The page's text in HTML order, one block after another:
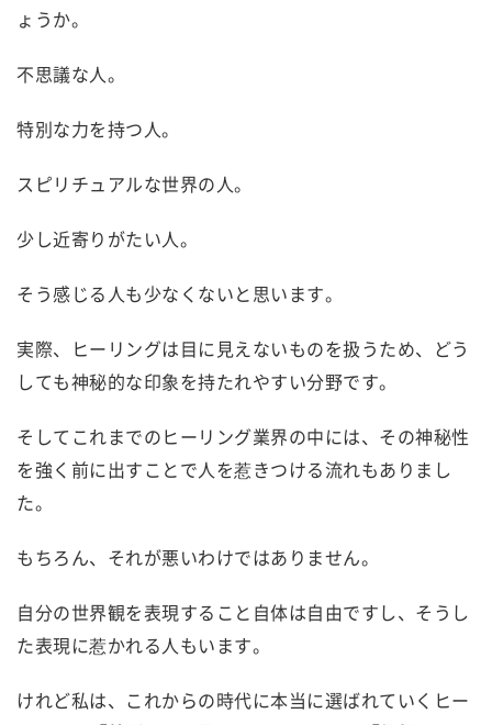
ょうか。
不思議な人。
特別な力を持つ人。
スピリチュアルな世界の人。
少し近寄りがたい人。
そう感じる人も少なくないと思います。
実際、ヒーリングは目に見えないものを扱うため、どう
しても神秘的な印象を持たれやすい分野です。
そしてこれまでのヒーリング業界の中には、その神秘性
を強く前に出すことで人を惹きつける流れもありまし
た。
もちろん、それが悪いわけではありません。
自分の世界観を表現すること自体は自由ですし、そうし
た表現に惹かれる人もいます。
けれど私は、これからの時代に本当に選ばれていくヒー